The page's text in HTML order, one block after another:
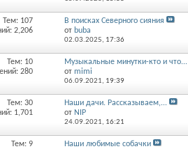
Тем: 107
2,206
В поисках Северного сияния
от buba
02.03.2025, 17:36
Тем: 10
280
Музыкальные минутки-кто и что...
от mimi
06.09.2021, 19:39
Тем: 30
1,701
Наши дачи. Рассказываем,...
от NIP
24.09.2021, 16:21
Тем: 9
Наши любимые собачки